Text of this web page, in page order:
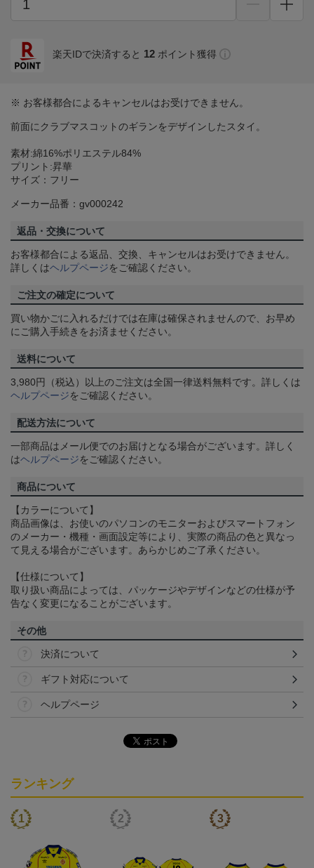
楽天IDで決済すると 12 ポイント獲得
※ お客様都合によるキャンセルはお受けできません。
前面にクラブマスコットのギランをデザインしたスタイ。
素材:綿16%ポリエステル84%
プリント:昇華
サイズ：フリー
メーカー品番：gv000242
返品・交換について
お客様都合による返品、交換、キャンセルはお受けできません。
詳しくはヘルプページをご確認ください。
ご注文の確定について
買い物かごに入れるだけでは在庫は確保されませんので、お早め
にご購入手続きをお済ませください。
送料について
3,980円（税込）以上のご注文は全国一律送料無料です。詳しくは
ヘルプページをご確認ください。
配送方法について
一部商品はメール便でのお届けとなる場合がございます。詳しく
はヘルプページをご確認ください。
商品について
【カラーについて】
商品画像は、お使いのパソコンのモニターおよびスマートフォン
のメーカー・機種・画面設定等により、実際の商品の色と異なっ
て見える場合がございます。あらかじめご了承ください。
【仕様について】
取り扱い商品によっては、パッケージやデザインなどの仕様が予
告なく変更になることがございます。
その他
決済について
ギフト対応について
ヘルプページ
ランキング